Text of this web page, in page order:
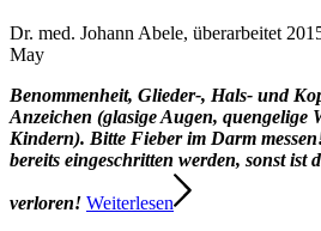
Dr. med. Johann Abele, überarbeitet
May
Benommenheit, Glieder-, Hals- und
Anzeichen (glasige Augen, quengelige
Kindern). Bitte Fieber im Darm
bereits eingeschritten werden, sonst ist
verloren! Weiterlesen